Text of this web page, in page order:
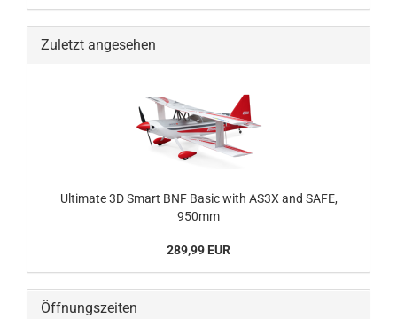
Zuletzt angesehen
Ultimate 3D Smart BNF Basic with AS3X and SAFE,
950mm
289,99 EUR
Öffnungszeiten